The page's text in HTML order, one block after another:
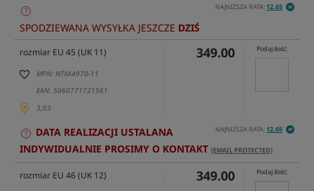
NAJNIŻSZA RATA:12.65
SPODZIEWANA WYSYŁKA JESZCZE DZIŚ
rozmiar EU 45 (UK 11)
MPN: NTXA4970-11
EAN: 5060771721561
3,03
349.00 Podaj ilość:
NAJNIŻSZA RATA:12.65
DATA REALIZACJI USTALANA
INDYWIDUALNIE PROSIMY O KONTAKT [EMAIL PROTECTED]
rozmiar EU 46 (UK 12) 349.00 Podaj ilość: